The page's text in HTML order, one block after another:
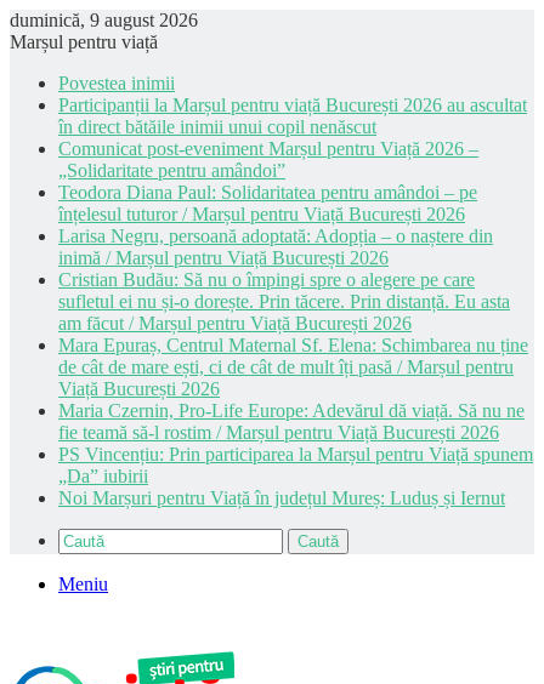
duminică, 9 august 2026
Marșul pentru viață
Povestea inimii
Participanții la Marșul pentru viață București 2026 au ascultat
în direct bătăile inimii unui copil nenăscut
Comunicat post-eveniment Marșul pentru Viață 2026 –
„Solidaritate pentru amândoi”
Teodora Diana Paul: Solidaritatea pentru amândoi – pe
înțelesul tuturor / Marșul pentru Viață București 2026
Larisa Negru, persoană adoptată: Adopția – o naștere din
inimă / Marșul pentru Viață București 2026
Cristian Budău: Să nu o împingi spre o alegere pe care
sufletul ei nu și-o dorește. Prin tăcere. Prin distanță. Eu asta
am făcut / Marșul pentru Viață București 2026
Mara Epuraș, Centrul Maternal Sf. Elena: Schimbarea nu ține
de cât de mare ești, ci de cât de mult îți pasă / Marșul pentru
Viață București 2026
Maria Czernin, Pro-Life Europe: Adevărul dă viață. Să nu ne
fie teamă să-l rostim / Marșul pentru Viață București 2026
PS Vincențiu: Prin participarea la Marșul pentru Viață spunem
„Da” iubirii
Noi Marșuri pentru Viață în județul Mureș: Luduș și Iernut
Caută
Meniu